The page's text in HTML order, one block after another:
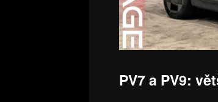
PV7 a PV9: